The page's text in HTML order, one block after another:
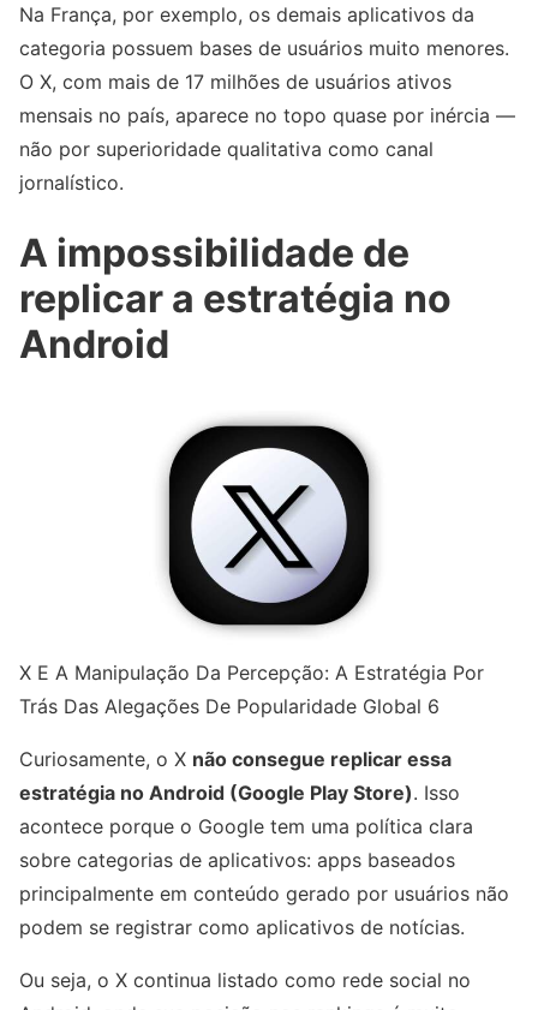
Na França, por exemplo, os demais aplicativos da
categoria possuem bases de usuários muito menores.
O X, com mais de 17 milhões de usuários ativos
mensais no país, aparece no topo quase por inércia —
não por superioridade qualitativa como canal
jornalístico.
A impossibilidade de
replicar a estratégia no
Android
X E A Manipulação Da Percepção: A Estratégia Por
Trás Das Alegações De Popularidade Global 6
Curiosamente, o X não consegue replicar essa
estratégia no Android (Google Play Store). Isso
acontece porque o Google tem uma política clara
sobre categorias de aplicativos: apps baseados
principalmente em conteúdo gerado por usuários não
podem se registrar como aplicativos de notícias.
Ou seja, o X continua listado como rede social no